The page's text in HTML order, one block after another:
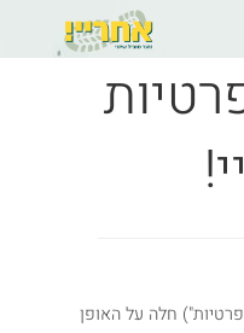
חלה על האופן